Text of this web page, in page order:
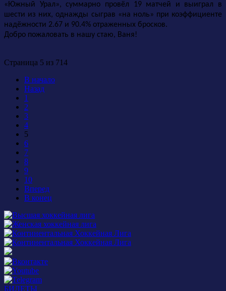
«Южный Урал», суммарно провёл 19 матчей и выиграл в
шести из них, однажды сыграв «на ноль» при коэффициенте
надёжности 2.67 и 90.4% отраженных бросков.
Добро пожаловать в нашу стаю, Ваня!
Страница 5 из 714
В начало
Назад
1
2
3
4
5
6
7
8
9
10
Вперед
В конец
БИЛЕТЫ